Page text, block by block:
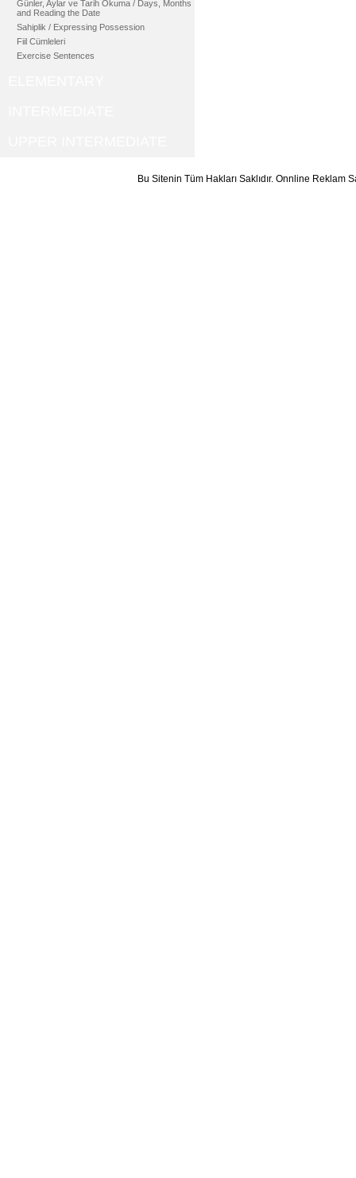
Günler, Aylar ve Tarih Okuma / Days, Months
and Reading the Date
Sahiplik / Expressing Possession
Fiil Cümleleri
Exercise Sentences
Bu Sitenin Tüm Hakları Saklıdır. Onnline